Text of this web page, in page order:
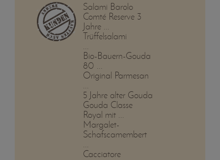
Salami Barolo
Comté Reserve 3
Jahre ...
Trüffelsalami
...
Bio-Bauern-Gouda
80 ...
Original Parmesan
...
5 Jahre alter Gouda
Gouda Classe
Royal mit ...
Margalet-
Schafscamembert
...
Cacciatore